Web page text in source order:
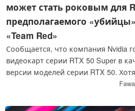
может стать роковым для
предполагаемого
«Team Red»
Сообщается, что компания Nvidia
видеокарт серии RTX 50 Super в
версии моделей серии RTX 50.
официально не раскрывала
информацию о новых картах на